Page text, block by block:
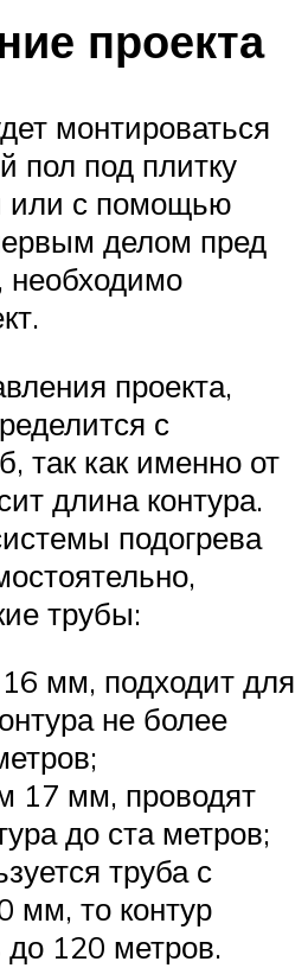
проекта
монтироваться
пол под плитку
или с помощью
делом пред
необходимо
проекта,
с
так как именно от
длина контура.
подогрева
трубы:
мм, подходит для
не более
17 мм, проводят
до ста метров;
труба с
мм, то контур
120 метров.